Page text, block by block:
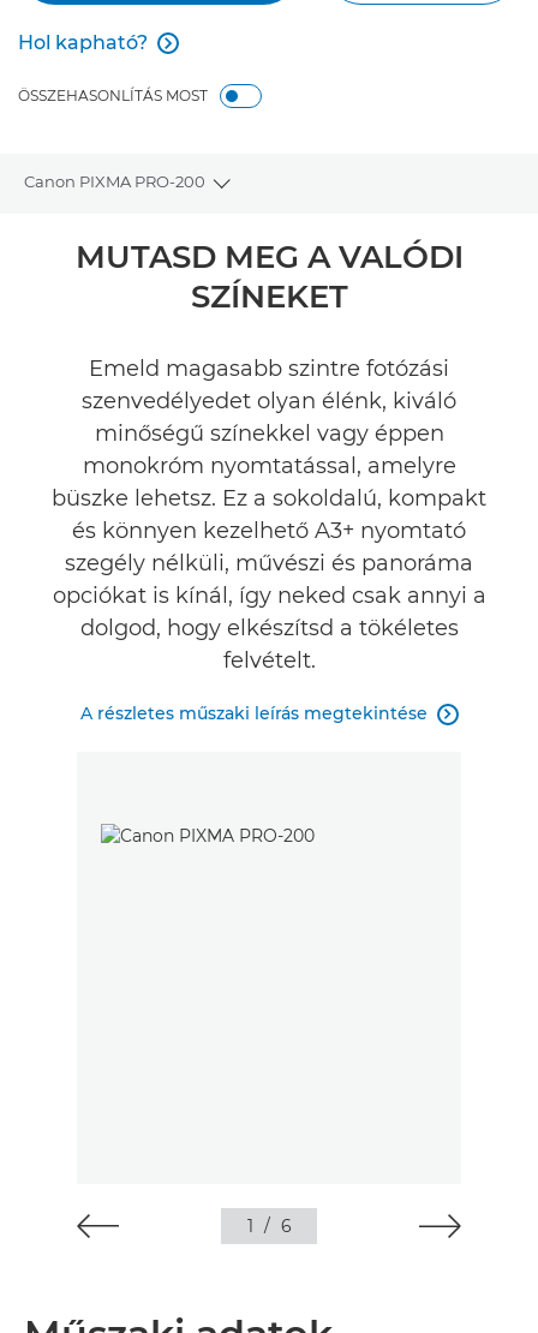
Hol kapható?
Hol kapható?

ÖSSZEHASONLÍTÁS MOST
Canon PIXMA PRO-200
Toggle breadcrumbs
Értékelések
MUTASD MEG A VALÓDI
SZÍNEKET
Emeld magasabb szintre fotózási
szenvedélyedet olyan élénk, kiváló
minőségű színekkel vagy éppen
monokróm nyomtatással, amelyre
büszke lehetsz. Ez a sokoldalú, kompakt
és könnyen kezelhető A3+ nyomtató
szegély nélküli, művészi és panoráma
opciókat is kínál, így neked csak annyi a
dolgod, hogy elkészítsd a tökéletes
felvételt.
A részletes műszaki leírás megtekintése 
1 / 6